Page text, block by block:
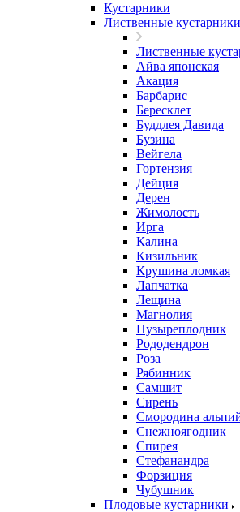
Кустарники
Лиственные кустарники
Лиственные
Айва японская
Акация
Барбарис
Бересклет
Буддлея Давида
Бузина
Вейгела
Гортензия
Дейция
Дерен
Жимолость
Ирга
Калина
Кизильник
Крушина ломкая
Лапчатка
Лещина
Магнолия
Пузыреплодник
Рододендрон
Роза
Рябинник
Самшит
Сирень
Смородина
Снежноягодник
Спирея
Стефанандра
Форзиция
Чубушник
Плодовые кустарники